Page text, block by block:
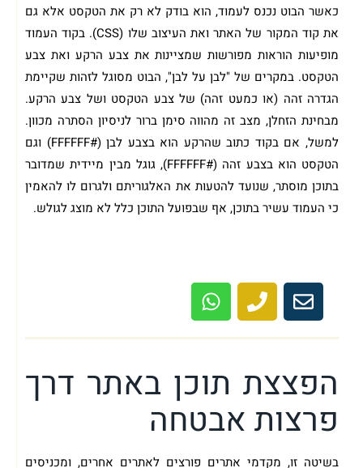
כאשר הבוט נכנס לעמוד, הוא בודק לא רק את הטקסט אלא גם
את קוד המקור של האתר ואת העיצוב שלו (CSS). בקוד העמוד
מופיעות הוראות מפורשות שמציינות את צבע הרקע ואת צבע
הטקסט. במקרים של "לבן על לבן", הבוט מסוגל לזהות שקיימת
הגדרה זהה (או כמעט זהה) של צבע הטקסט ושל צבע הרקע.
מבחינת הזחלן, מצב זה מהווה סימן ברור לניסיון הסתרה מכוון.
למשל, אם בקוד כתוב שהרקע הוא בצבע לבן (#FFFFFF) וגם
הטקסט הוא בצבע זהה (#FFFFFF), גוגל מבין מיידית שמדובר
בתוכן מוסתר, שנועד להטעות את האלגוריתם ולגרום לו להאמין
כי העמוד עשיר בתוכן, אף שבפועל התוכן כלל לא מוצג לגולש.
הפצצת תוכן באתר דרך
פרצות אבטחה
בשיטה זו, מקדמי אתרים פורצים לאתרים אחרים, ומכניסים